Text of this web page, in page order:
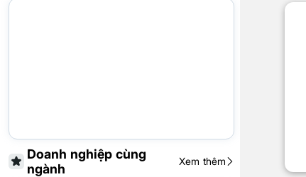
Doanh nghiệp cùng
ngành
Xem thêm